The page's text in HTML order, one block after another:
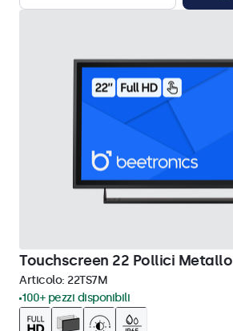
Touchscreen 22 Pollici Metallo
Articolo: 22TS7M
100+ pezzi disponibili